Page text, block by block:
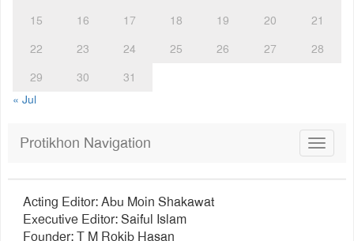
15
16 17 18 19 20
21
22
23 24 25 26 27
28
29
30
31
« Jul
Toggle
Protikhon Navigation
Acting Editor: Abu Moin Shakawat
Executive Editor: Saiful Islam
Founder: T M Rokib Hasan